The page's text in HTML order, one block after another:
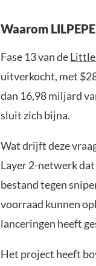
Waarom
Fase 13 van deLittle
uitverkocht, met
dan 16,98 miljard
sluit zich bijna.
Wat drijft deze
Layer 2-netwerk
bestand tegen
voorraad kunnen
lanceringen heeft
Het project heeft